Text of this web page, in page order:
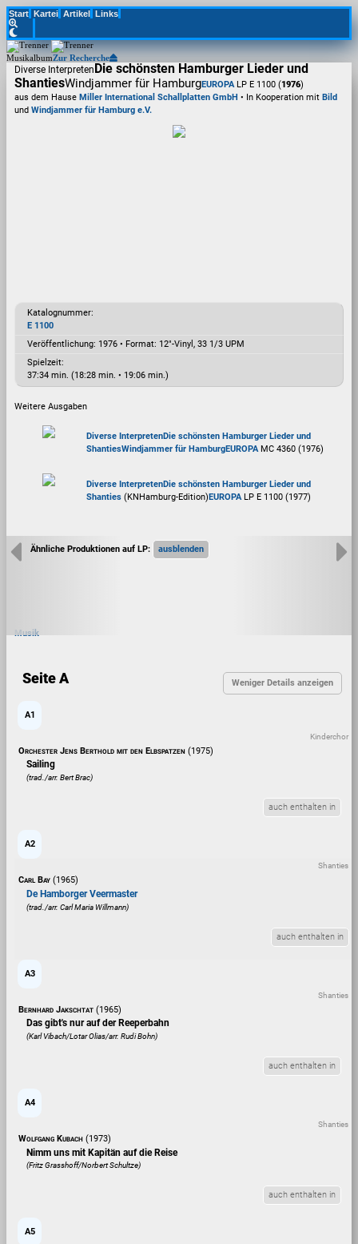
Start Kartei Artikel Links
MusikalbumZur Recherche
Diverse InterpretenDie schönsten Hamburger Lieder und
ShantiesWindjammer für HamburgEUROPALP E 1100 (1976)
aus dem Hause Miller International Schallplatten GmbH • In Kooperation mit Bild
und Windjammer für Hamburg e.V.
Katalognummer:
E 1100
Veröffentlichung: 1976 • Format: 12"-Vinyl, 33 1/3 UPM
Spielzeit:
37:34 min. (18:28 min. • 19:06 min.)
Weitere Ausgaben
Diverse InterpretenDie schönsten Hamburger Lieder und
ShantiesWindjammer für HamburgEUROPAMC 4360 (1976)
Diverse InterpretenDie schönsten Hamburger Lieder und
Shanties (KNHamburg-Edition)EUROPALP E 1100 (1977)
Ähnliche Produktionen auf LP:
Musik
Seite A
A1
Kinderchor
Orchester Jens Berthold mit den Elbspatzen (1975)
Sailing
(trad./arr. Bert Brac)
auch enthalten in
A2
Shanties
Carl Bay (1965)
De Hamborger Veermaster
(trad./arr. Carl Maria Willmann)
auch enthalten in
A3
Shanties
Bernhard Jakschtat (1965)
Das gibt's nur auf der Reeperbahn
(Karl Vibach/Lotar Olias/arr. Rudi Bohn)
auch enthalten in
A4
Shanties
Wolfgang Kubach (1973)
Nimm uns mit Kapitän auf die Reise
(Fritz Grasshoff/Norbert Schultze)
auch enthalten in
A5